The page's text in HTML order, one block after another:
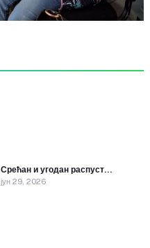
Срећан и угодан распуст…
јун 29, 2026